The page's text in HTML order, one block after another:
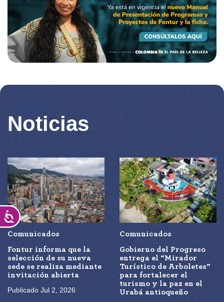
Accesibilidad
Noticias
Comunicados
Fontur informa que la
selección de su nueva
sede se realiza mediante
invitación abierta
Publicado Jul 2, 2026
Comunicados
Gobierno del Progreso
entrega el “Mirador
Turístico de Arboletes”
para fortalecer el
turismo y la paz en el
Urabá antioqueño